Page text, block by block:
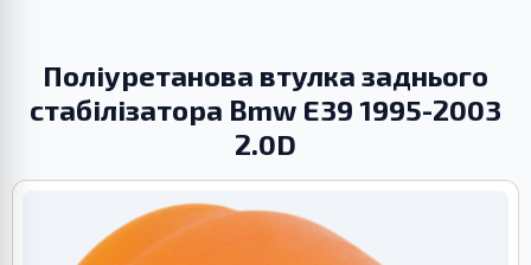
Поліуретанова втулка заднього
стабілізатора Bmw E39 1995-2003
2.0D